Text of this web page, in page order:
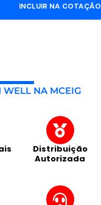
INCLUIR NA COTAÇÃO
WELL NA MCEIG
Distribuição
Autorizada